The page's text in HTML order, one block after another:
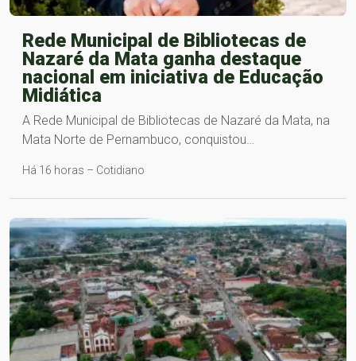
Rede Municipal de Bibliotecas de
Nazaré da Mata ganha destaque
nacional em iniciativa de Educação
Midiática
A Rede Municipal de Bibliotecas de Nazaré da Mata, na
Mata Norte de Pernambuco, conquistou…
Há 16 horas – Cotidiano